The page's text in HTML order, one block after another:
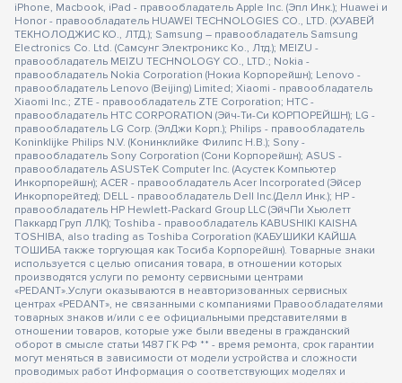
iPhone, Macbook, iPad - правообладатель Apple Inc. (Эпл Инк.); Huawei и
Honor - правообладатель HUAWEI TECHNOLOGIES CO., LTD. (ХУАВЕЙ
ТЕКНОЛОДЖИС КО., ЛТД.); Samsung – правообладатель Samsung
Electronics Co. Ltd. (Самсунг Электроникс Ко., Лтд.); MEIZU -
правообладатель MEIZU TECHNOLOGY CO., LTD.; Nokia -
правообладатель Nokia Corporation (Нокиа Корпорейшн); Lenovo -
правообладатель Lenovo (Beijing) Limited; Xiaomi - правообладатель
Xiaomi Inc.; ZTE - правообладатель ZTE Corporation; HTC -
правообладатель HTC CORPORATION (Эйч-Ти-Си КОРПОРЕЙШН); LG -
правообладатель LG Corp. (ЭлДжи Корп.); Philips - правообладатель
Koninklijke Philips N.V. (Конинклийке Филипс Н.В.); Sony -
правообладатель Sony Corporation (Сони Корпорейшн); ASUS -
правообладатель ASUSTeK Computer Inc. (Асустек Компьютер
Инкорпорейшн); ACER - правообладатель Acer Incorporated (Эйсер
Инкорпорейтед); DELL - правообладатель Dell Inc.(Делл Инк.); HP -
правообладатель HP Hewlett-Packard Group LLC (ЭйчПи Хьюлетт
Паккард Груп ЛЛК); Toshiba - правообладатель KABUSHIKI KAISHA
TOSHIBA, also trading as Toshiba Corporation (КАБУШИКИ КАЙША
ТОШИБА также торгующая как Тосиба Корпорейшн). Товарные знаки
используется с целью описания товара, в отношении которых
производятся услуги по ремонту сервисными центрами
«PEDANT».Услуги оказываются в неавторизованных сервисных
центрах «PEDANT», не связанными с компаниями Правообладателями
товарных знаков и/или с ее официальными представителями в
отношении товаров, которые уже были введены в гражданский
оборот в смысле статьи 1487 ГК РФ ** - время ремонта, срок гарантии
могут меняться в зависимости от модели устройства и сложности
проводимых работ Информация о соответствующих моделях и